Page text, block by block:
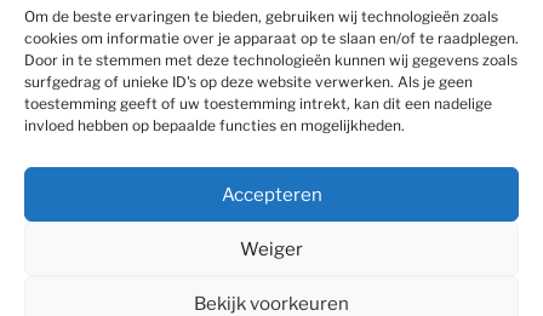
Om de beste ervaringen te bieden, gebruiken wij technologieën zoals
cookies om informatie over je apparaat op te slaan en/of te raadplegen.
Door in te stemmen met deze technologieën kunnen wij gegevens zoals
surfgedrag of unieke ID's op deze website verwerken. Als je geen
toestemming geeft of uw toestemming intrekt, kan dit een nadelige
invloed hebben op bepaalde functies en mogelijkheden.
Accepteren
Weiger
Bekijk voorkeuren
Disclaimer
Algemene voorwaarden